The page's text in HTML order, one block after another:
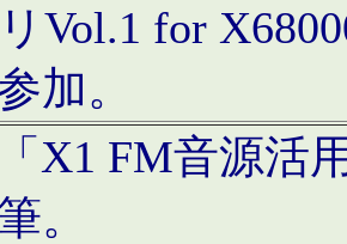
Vol.1 for
加。
X1 FM音源活
。